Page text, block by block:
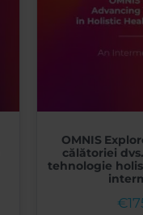
OMNIS
călătoriei
tehnologie
€